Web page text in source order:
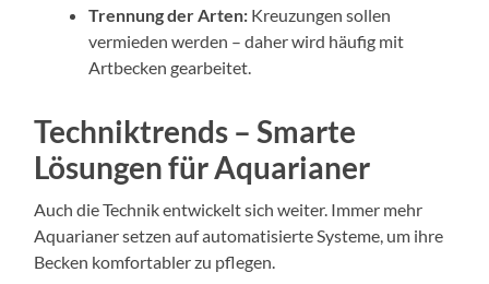
Trennung der Arten: Kreuzungen sollen
vermieden werden – daher wird häufig mit
Artbecken gearbeitet.
Techniktrends – Smarte
Lösungen für Aquarianer
Auch die Technik entwickelt sich weiter. Immer mehr
Aquarianer setzen auf automatisierte Systeme, um ihre
Becken komfortabler zu pflegen.